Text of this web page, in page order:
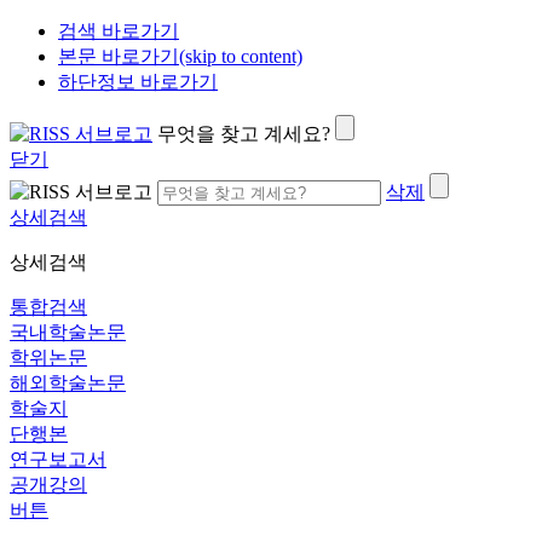
검색 바로가기
본문 바로가기(skip to content)
하단정보 바로가기
무엇을 찾고 계세요?
닫기
삭제
상세검색
상세검색
통합검색
국내학술논문
학위논문
해외학술논문
학술지
단행본
연구보고서
공개강의
버튼